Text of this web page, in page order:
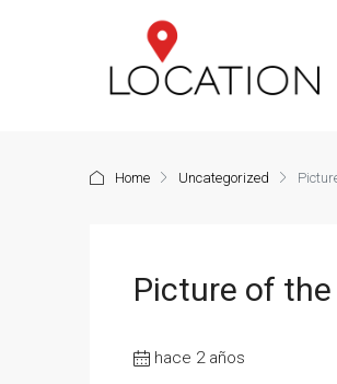
Home Uncategorized
Picture of
hace 2 años